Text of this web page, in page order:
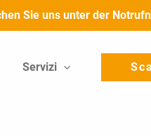
Sie uns unter der
Servizi